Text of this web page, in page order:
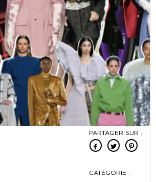
PARTAGER SUR :
CATÉGORIE :